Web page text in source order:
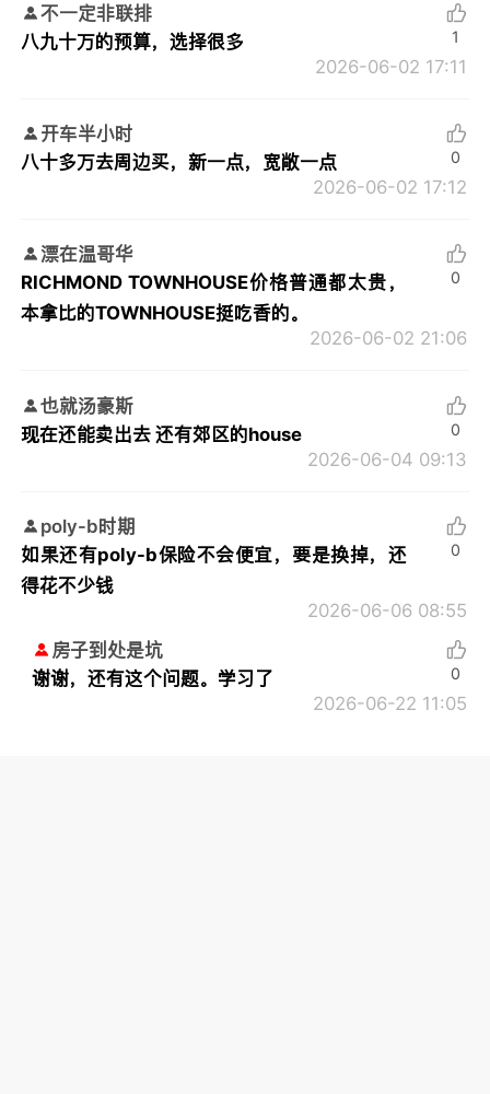
不一定非联排
八九十万的预算，选择很多
2026-06-02 17:11
1
开车半小时
八十多万去周边买，新一点，宽敞一点
2026-06-02 17:12
0
漂在温哥华
RICHMOND TOWNHOUSE价格普通都太贵，
本拿比的TOWNHOUSE挺吃香的。
2026-06-02 21:06
0
也就汤豪斯
现在还能卖出去 还有郊区的house
2026-06-04 09:13
0
poly-b时期
如果还有poly-b保险不会便宜，要是换掉，还
得花不少钱
2026-06-06 08:55
0
房子到处是坑
谢谢，还有这个问题。学习了
2026-06-22 11:05
0